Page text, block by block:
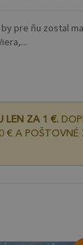
pre ňu zostal
LEN ZA 1 €.
€ A POŠTOVNÉ